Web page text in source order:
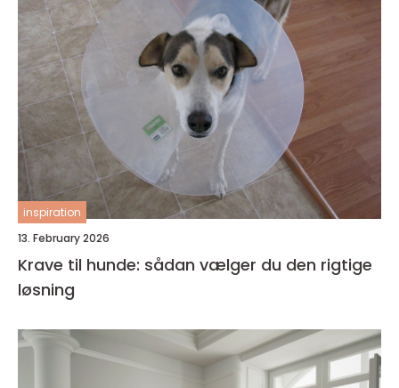
inspiration
13. February 2026
Krave til hunde: sådan vælger du den rigtige
løsning